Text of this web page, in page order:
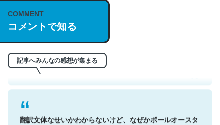
COMMENT
コメントで知る
記事へみんなの感想が集まる
これは名文。彼はとてもクレバーなんだろうなと凄く思
う。英語少しでも読める人は原文もお勧め。自分はこの流
れ好き。Let’s Fucking Go. Then Covid hit. Shit.
─今のこの状況が信じられるかい？ by ラーズ・ヌートバー
翻訳文体なせいかわからないけど、なぜかポールオースタ